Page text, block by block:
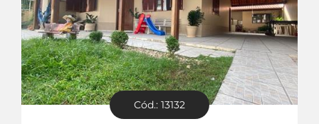
Cód.: 13132